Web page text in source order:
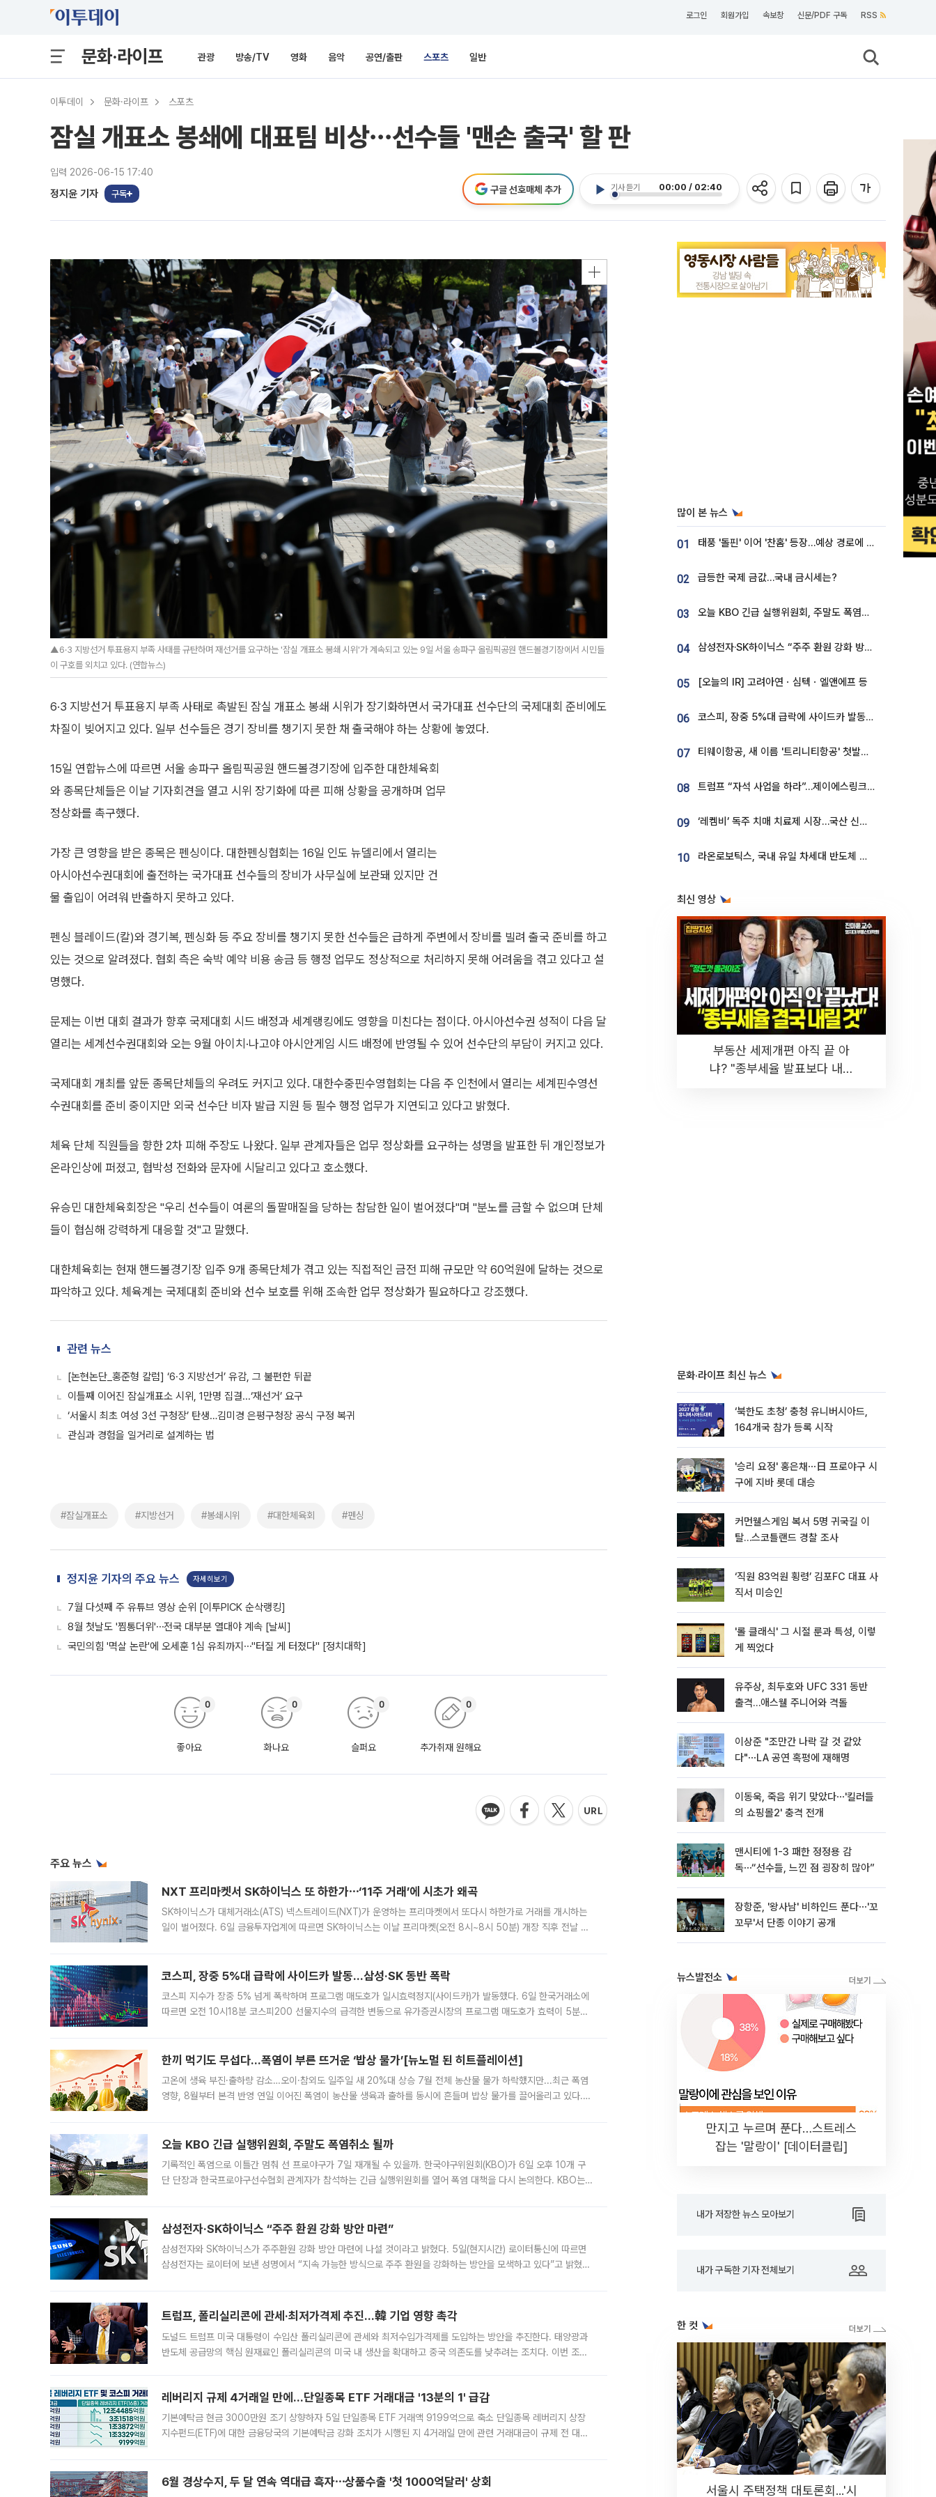
로그인 회원가입 속보창 신문/PDF 구독 RSS
문화·라이프 관광 방송/TV 영화 음악 공연/출판 스포츠 일반
이투데이 문화·라이프 스포츠
잠실 개표소 봉쇄에 대표팀 비상⋯선수들 '맨손 출국' 할 판
입력 2026-06-15 17:40
정지윤 기자 구독
기사 듣기 00:00 / 02:40
구글 선호매체 추가
▲6·3 지방선거 투표용지 부족 사태를 규탄하며 재선거를 요구하는 '잠실 개표소 봉쇄 시위'가 계속되고 있는 9일 서울 송파구 올림픽공원 핸드볼경기장에서 시민들
이 구호를 외치고 있다. (연합뉴스)
6·3 지방선거 투표용지 부족 사태로 촉발된 잠실 개표소 봉쇄 시위가 장기화하면서 국가대표 선수단의 국제대회 준비에도
차질이 빚어지고 있다. 일부 선수들은 경기 장비를 챙기지 못한 채 출국해야 하는 상황에 놓였다.
15일 연합뉴스에 따르면 서울 송파구 올림픽공원 핸드볼경기장에 입주한 대한체육회
와 종목단체들은 이날 기자회견을 열고 시위 장기화에 따른 피해 상황을 공개하며 업무
정상화를 촉구했다.
가장 큰 영향을 받은 종목은 펜싱이다. 대한펜싱협회는 16일 인도 뉴델리에서 열리는
아시아선수권대회에 출전하는 국가대표 선수들의 장비가 사무실에 보관돼 있지만 건
물 출입이 어려워 반출하지 못하고 있다.
펜싱 블레이드(칼)와 경기복, 펜싱화 등 주요 장비를 챙기지 못한 선수들은 급하게 주변에서 장비를 빌려 출국 준비를 하고
있는 것으로 알려졌다. 협회 측은 숙박 예약 비용 송금 등 행정 업무도 정상적으로 처리하지 못해 어려움을 겪고 있다고 설
명했다.
문제는 이번 대회 결과가 향후 국제대회 시드 배정과 세계랭킹에도 영향을 미친다는 점이다. 아시아선수권 성적이 다음 달
열리는 세계선수권대회와 오는 9월 아이치·나고야 아시안게임 시드 배정에 반영될 수 있어 선수단의 부담이 커지고 있다.
국제대회 개최를 앞둔 종목단체들의 우려도 커지고 있다. 대한수중핀수영협회는 다음 주 인천에서 열리는 세계핀수영선
수권대회를 준비 중이지만 외국 선수단 비자 발급 지원 등 필수 행정 업무가 지연되고 있다고 밝혔다.
체육 단체 직원들을 향한 2차 피해 주장도 나왔다. 일부 관계자들은 업무 정상화를 요구하는 성명을 발표한 뒤 개인정보가
온라인상에 퍼졌고, 협박성 전화와 문자에 시달리고 있다고 호소했다.
유승민 대한체육회장은 "우리 선수들이 여론의 돌팔매질을 당하는 참담한 일이 벌어졌다"며 "분노를 금할 수 없으며 단체
들이 협심해 강력하게 대응할 것"고 말했다.
대한체육회는 현재 핸드볼경기장 입주 9개 종목단체가 겪고 있는 직접적인 금전 피해 규모만 약 60억원에 달하는 것으로
파악하고 있다. 체육계는 국제대회 준비와 선수 보호를 위해 조속한 업무 정상화가 필요하다고 강조했다.
관련 뉴스
[논현논단_홍준형 칼럼] ‘6·3 지방선거’ 유감, 그 불편한 뒤끝
이틀째 이어진 잠실개표소 시위, 1만명 집결...‘재선거’ 요구
‘서울시 최초 여성 3선 구청장’ 탄생…김미경 은평구청장 공식 구정 복귀
관심과 경험을 일거리로 설계하는 법
#잠실개표소 #지방선거 #봉쇄시위 #대한체육회 #펜싱
정지윤 기자의 주요 뉴스 자세히보기
7월 다섯째 주 유튜브 영상 순위 [이투PICK 순삭랭킹]
8월 첫날도 '찜통더위'⋯전국 대부분 열대야 계속 [날씨]
국민의힘 '멱살 논란'에 오세훈 1심 유죄까지⋯"터질 게 터졌다" [정치대학]
좋아요
0
화나요
0
슬퍼요
0
추가취재 원해요
0
주요 뉴스
NXT 프리마켓서 SK하이닉스 또 하한가⋯‘11주 거래’에 시초가 왜곡
SK하이닉스가 대체거래소(ATS) 넥스트레이드(NXT)가 운영하는 프리마켓에서 또다시 하한가로 거래를 개시하는
일이 벌어졌다. 6일 금융투자업계에 따르면 SK하이닉스는 이날 프리마켓(오전 8시~8시 50분) 개장 직후 전날 정
코스피, 장중 5%대 급락에 사이드카 발동…삼성·SK 동반 폭락
코스피 지수가 장중 5% 넘게 폭락하며 프로그램 매도호가 일시효력정지(사이드카)가 발동했다. 6일 한국거래소에
따르면 오전 10시18분 코스피200 선물지수의 급격한 변동으로 유가증권시장의 프로그램 매도호가 효력이 5분간
한끼 먹기도 무섭다...폭염이 부른 뜨거운 ‘밥상 물가’[뉴노멀 된 히트플레이션]
고온에 생육 부진·출하량 감소…오이·참외도 일주일 새 20%대 상승 7월 전체 농산물 물가 하락했지만...최근 폭염
영향, 8월부터 본격 반영 연일 이어진 폭염이 농산물 생육과 출하를 동시에 흔들며 밥상 물가를 끌어올리고 있다.
오늘 KBO 긴급 실행위원회, 주말도 폭염취소 될까
기록적인 폭염으로 이틀간 멈춰 선 프로야구가 7일 재개될 수 있을까. 한국야구위원회(KBO)가 6일 오후 10개 구
단 단장과 한국프로야구선수협회 관계자가 참석하는 긴급 실행위원회를 열어 폭염 대책을 다시 논의한다. KBO는
삼성전자·SK하이닉스 “주주 환원 강화 방안 마련”
삼성전자와 SK하이닉스가 주주환원 강화 방안 마련에 나설 것이라고 밝혔다. 5일(현지시간) 로이터통신에 따르면
삼성전자는 로이터에 보낸 성명에서 “지속 가능한 방식으로 주주 환원을 강화하는 방안을 모색하고 있다”고 밝혔다.
트럼프, 폴리실리콘에 관세·최저가격제 추진…韓 기업 영향 촉각
도널드 트럼프 미국 대통령이 수입산 폴리실리콘에 관세와 최저수입가격제를 도입하는 방안을 추진한다. 태양광과
반도체 공급망의 핵심 원재료인 폴리실리콘의 미국 내 생산을 확대하고 중국 의존도를 낮추려는 조치다. 이번 조처
레버리지 규제 4거래일 만에…단일종목 ETF 거래대금 '13분의 1' 급감
기본예탁금 현금 3000만원 조기 상향하자 5일 단일종목 ETF 거래액 9199억으로 축소 단일종목 레버리지 상장
지수펀드(ETF)에 대한 금융당국의 기본예탁금 강화 조치가 시행된 지 4거래일 만에 관련 거래대금이 규제 전 대비
6월 경상수지, 두 달 연속 역대급 흑자⋯상품수출 '첫 1000억달러' 상회
많이 본 뉴스
01 태풍 '돌핀' 이어 '찬홈' 등장…예상 경로에 한국 '한숨'
02 급등한 국제 금값…국내 금시세는?
03 오늘 KBO 긴급 실행위원회, 주말도 폭염취소 될까
04 삼성전자·SK하이닉스 “주주 환원 강화 방안 마련”
05 [오늘의 IR] 고려아연ㆍ심텍ㆍ엘앤에프 등
06 코스피, 장중 5%대 급락에 사이드카 발동…삼성·SK 동반 폭락
07 티웨이항공, 새 이름 '트리니티항공' 첫발…SSC 전략 본격화
08 트럼프 “자석 사업을 하라”…제이에스링크, 비중국 영구자석 공급망 구축 속도
09 ‘레켐비’ 독주 치매 치료제 시장…국산 신약 등장하나
10 라온로보틱스, 국내 유일 차세대 반도체 공정 로봇 개발 ‘고객사 테스트 진행’
최신 영상
부동산 세제개편 아직 끝 아
냐? "종부세율 발표보다 내릴
문화·라이프 최신 뉴스
‘북한도 초청’ 충청 유니버시아드,
164개국 참가 등록 시작
'승리 요정' 홍은채⋯日 프로야구 시
구에 지바 롯데 대승
커먼웰스게임 복서 5명 귀국길 이
탈…스코틀랜드 경찰 조사
‘직원 83억원 횡령’ 김포FC 대표 사
직서 미승인
'롤 클래식' 그 시절 룬과 특성, 이렇
게 찍었다
유주상, 최두호와 UFC 331 동반
출격…애스웰 주니어와 격돌
이상준 "조만간 나락 갈 것 같았
다"⋯LA 공연 혹평에 재해명
이동욱, 죽음 위기 맞았다⋯'킬러들
의 쇼핑몰2' 충격 전개
맨시티에 1-3 패한 정정용 감
독⋯“선수들, 느낀 점 굉장히 많아”
장항준, '왕사남' 비하인드 푼다⋯'꼬
꼬무'서 단종 이야기 공개
뉴스발전소
만지고 누르며 푼다…스트레스
잡는 '말랑이' [데이터클립]
내가 저장한 뉴스 모아보기
내가 구독한 기자 전체보기
한 컷
서울시 주택정책 대토론회...'시